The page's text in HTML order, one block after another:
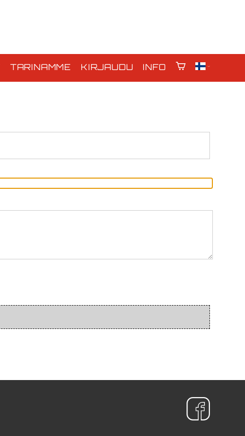
TARINAMME KIRJAUDU INFO